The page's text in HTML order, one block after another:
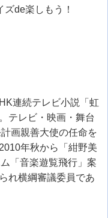
ズde楽しもう！
連続テレビ小説「虹
テレビ・映画・舞台
画親善大使の任命を
2010年秋から「紺野美
「音楽遊覧飛行」案
れ横綱審議委員であ